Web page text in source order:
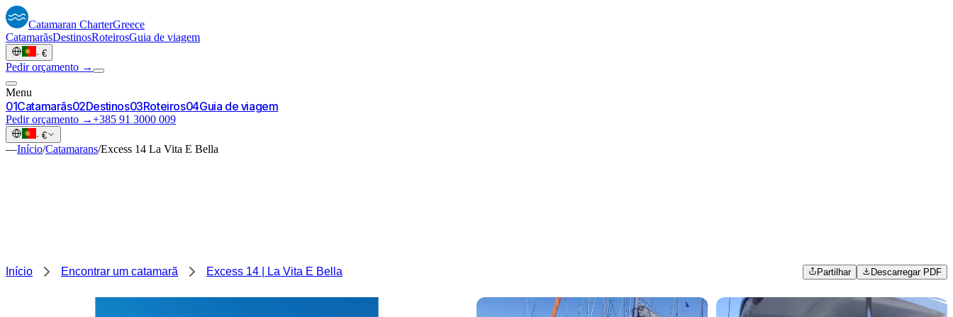
Catamaran CharterGreece
CatamarãsDestinosRoteirosGuia de viagem
· €
Pedir orçamento →
Menu
01Catamarãs02Destinos03Roteiros04Guia de viagem
Pedir orçamento →+385 91 3000 009
· €
—Início/Catamarans/Excess 14 La Vita E Bella
Início Encontrar um catamarã Excess 14 | La Vita E Bella Partilhar Descarregar PDF